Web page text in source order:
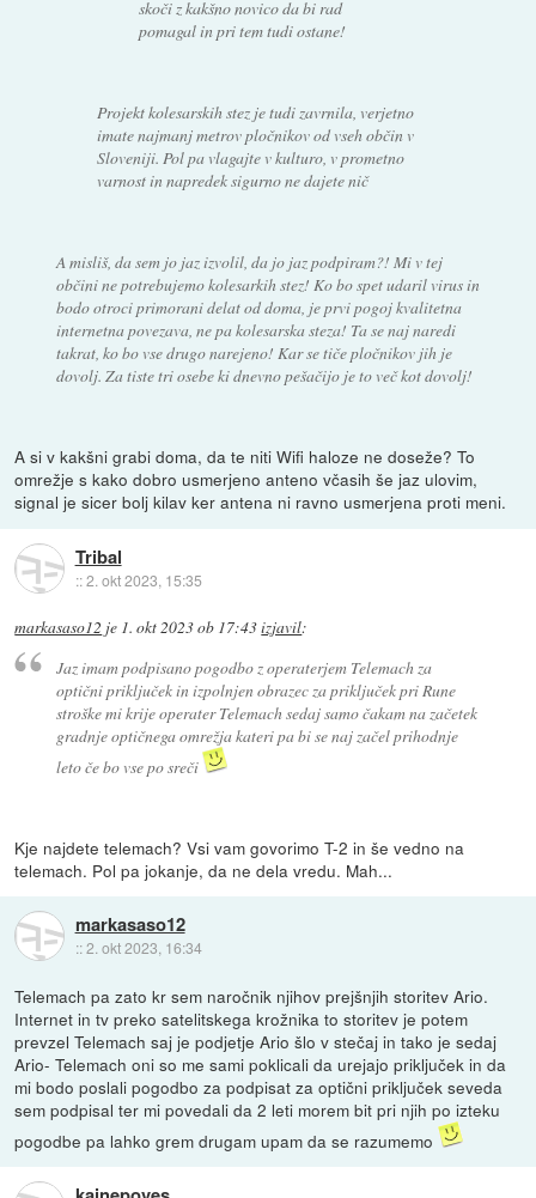
skoči z kakšno novico da bi rad
pomagal in pri tem tudi ostane!
Projekt kolesarskih stez je tudi zavrnila, verjetno
imate najmanj metrov pločnikov od vseh občin v
Sloveniji. Pol pa vlagajte v kulturo, v prometno
varnost in napredek sigurno ne dajete nič
A misliš, da sem jo jaz izvolil, da jo jaz podpiram?! Mi v tej
občini ne potrebujemo kolesarkih stez! Ko bo spet udaril virus in
bodo otroci primorani delat od doma, je prvi pogoj kvalitetna
internetna povezava, ne pa kolesarska steza! Ta se naj naredi
takrat, ko bo vse drugo narejeno! Kar se tiče pločnikov jih je
dovolj. Za tiste tri osebe ki dnevno pešačijo je to več kot dovolj!
A si v kakšni grabi doma, da te niti Wifi haloze ne doseže? To
omrežje s kako dobro usmerjeno anteno včasih še jaz ulovim,
signal je sicer bolj kilav ker antena ni ravno usmerjena proti meni.
Tribal
::2. okt 2023, 15:35
markasaso12 je 1. okt 2023 ob 17:43izjavil:
Jaz imam podpisano pogodbo z operaterjem Telemach za
optični priključek in izpolnjen obrazec za priključek pri Rune
stroške mi krije operater Telemach sedaj samo čakam na začetek
gradnje optičnega omrežja kateri pa bi se naj začel prihodnje
leto če bo vse po sreči
Kje najdete telemach? Vsi vam govorimo T-2 in še vedno na
telemach. Pol pa jokanje, da ne dela vredu. Mah...
markasaso12
::2. okt 2023, 16:34
Telemach pa zato kr sem naročnik njihov prejšnjih storitev Ario.
Internet in tv preko satelitskega krožnika to storitev je potem
prevzel Telemach saj je podjetje Ario šlo v stečaj in tako je sedaj
Ario- Telemach oni so me sami poklicali da urejajo priključek in da
mi bodo poslali pogodbo za podpisat za optični priključek seveda
sem podpisal ter mi povedali da 2 leti morem bit pri njih po izteku
pogodbe pa lahko grem drugam upam da se razumemo